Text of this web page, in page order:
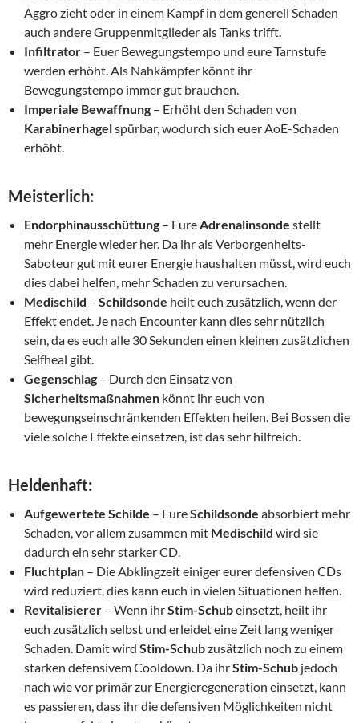
Aggro zieht oder in einem Kampf in dem generell Schaden
auch andere Gruppenmitglieder als Tanks trifft.
Infiltrator – Euer Bewegungstempo und eure Tarnstufe
werden erhöht. Als Nahkämpfer könnt ihr
Bewegungstempo immer gut brauchen.
Imperiale Bewaffnung – Erhöht den Schaden von
Karabinerhagelspürbar, wodurch sich euer AoE-Schaden
erhöht.
Meisterlich:
Endorphinausschüttung – EureAdrenalinsonde stellt
mehr Energie wieder her. Da ihr als Verborgenheits-
Saboteur gut mit eurer Energie haushalten müsst, wird euch
dies dabei helfen, mehr Schaden zu verursachen.
Medischild – Schildsonde heilt euch zusätzlich, wenn der
Effekt endet. Je nach Encounter kann dies sehr nützlich
sein, da es euch alle 30 Sekunden einen kleinen zusätzlichen
Selfheal gibt.
Gegenschlag – Durch den Einsatz von
Sicherheitsmaßnahmen könnt ihr euch von
bewegungseinschränkenden Effekten heilen. Bei Bossen die
viele solche Effekte einsetzen, ist das sehr hilfreich.
Heldenhaft:
Aufgewertete Schilde – EureSchildsonde absorbiert mehr
Schaden, vor allem zusammen mit Medischild wird sie
dadurch ein sehr starker CD.
Fluchtplan – Die Abklingzeit einiger eurer defensiven CDs
wird reduziert, dies kann euch in vielen Situationen helfen.
Revitalisierer – Wenn ihrStim-Schubeinsetzt, heilt ihr
euch zusätzlich selbst und erleidet eine Zeit lang weniger
Schaden. Damit wird Stim-Schubzusätzlich noch zu einem
starken defensivem Cooldown. Da ihrStim-Schub jedoch
nach wie vor primär zur Energieregeneration einsetzt, kann
es passieren, dass ihr die defensiven Möglichkeiten nicht